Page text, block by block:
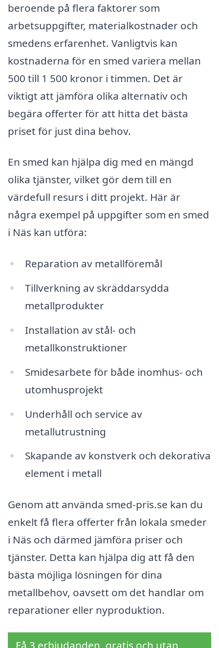
beroende på flera faktorer som
arbetsuppgifter, materialkostnader och
smedens erfarenhet. Vanligtvis kan
kostnaderna för en smed variera mellan
500 till 1 500 kronor i timmen. Det är
viktigt att jämföra olika alternativ och
begära offerter för att hitta det bästa
priset för just dina behov.
En smed kan hjälpa dig med en mängd
olika tjänster, vilket gör dem till en
värdefull resurs i ditt projekt. Här är
några exempel på uppgifter som en smed
i Näs kan utföra:
Reparation av metallföremål
Tillverkning av skräddarsydda
metallprodukter
Installation av stål- och
metallkonstruktioner
Smidesarbete för både inomhus- och
utomhusprojekt
Underhåll och service av
metallutrustning
Skapande av konstverk och dekorativa
element i metall
Genom att använda smed-pris.se kan du
enkelt få flera offerter från lokala smeder
i Näs och därmed jämföra priser och
tjänster. Detta kan hjälpa dig att få den
bästa möjliga lösningen för dina
metallbehov, oavsett om det handlar om
reparationer eller nyproduktion.
Få 3 erbjudanden, gratis och utan